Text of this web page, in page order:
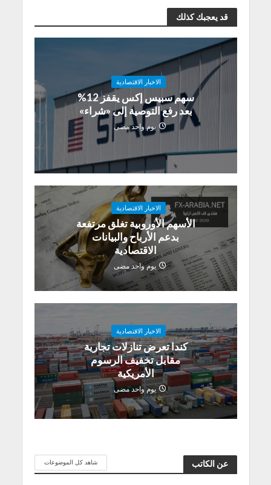
قد يعجبك كذلك
الاخبار الاقتصادية
سهم سبيس إكس يقفز 12%
بعد رفع التوصية إلى «شراء»
يوم واحد مضى
الاخبار الاقتصادية
الأسهم الأوروبية تغلق مرتفعة
بدعم الأرباح والبيانات
الاقتصادية
يوم واحد مضى
الاخبار الاقتصادية
كندا تعرض تنازلات تجارية
مقابل تخفيف الرسوم
الأمريكية
يوم واحد مضى
عن الكاتب شاهد كل الموضوعات